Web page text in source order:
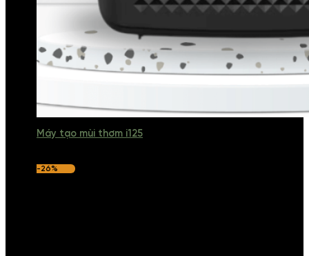
Máy tạo mùi thơm i125
-26%